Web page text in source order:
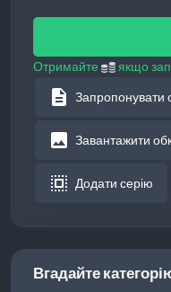
Отримайте
якщо
description Запропонувати
image Завантажити
select_all Додати серію
Вгадайте